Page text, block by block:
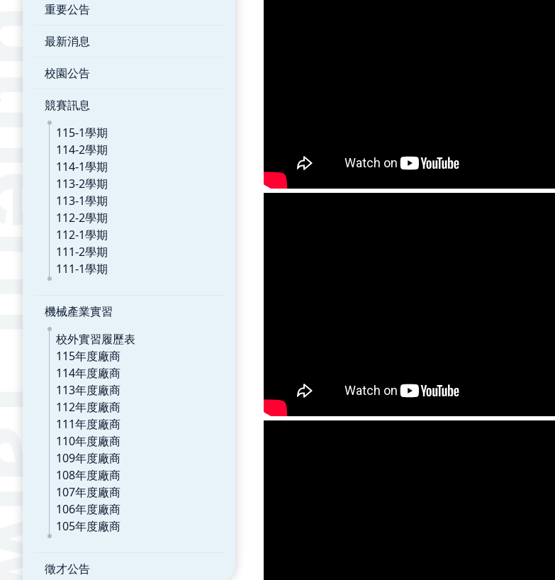
重要公告
最新消息
校園公告
競賽訊息
115-1學期
114-2學期
114-1學期
113-2學期
113-1學期
112-2學期
112-1學期
111-2學期
111-1學期
機械產業實習
校外實習履歷表
115年度廠商
114年度廠商
113年度廠商
112年度廠商
111年度廠商
110年度廠商
109年度廠商
108年度廠商
107年度廠商
106年度廠商
105年度廠商
徵才公告